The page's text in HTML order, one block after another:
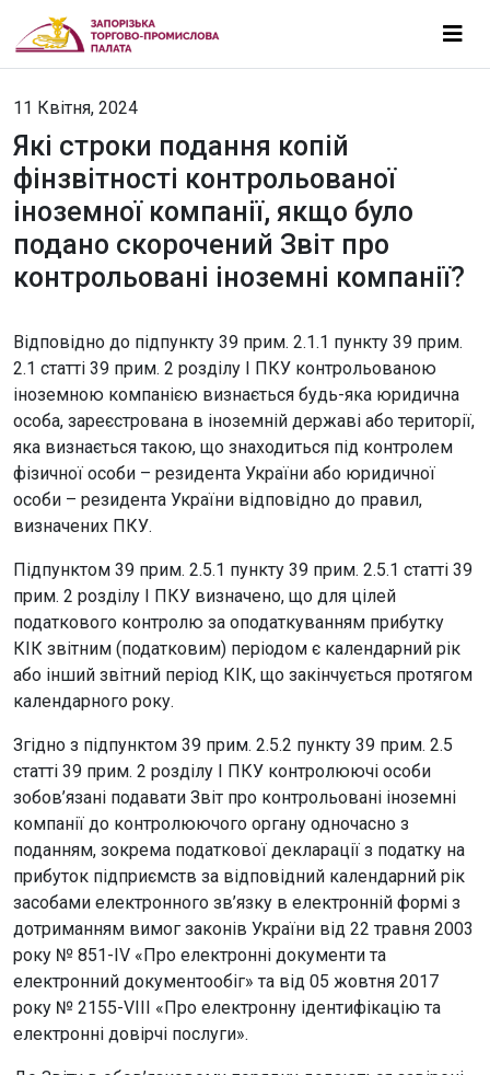
11 Квітня, 2024
Які строки подання копій
фінзвітності контрольованої
іноземної компанії, якщо було
подано скорочений Звіт про
контрольовані іноземні компанії?
Відповідно до підпункту 39 прим. 2.1.1 пункту 39 прим.
2.1 статті 39 прим. 2 розділу I ПКУ контрольованою
іноземною компанією визнається будь-яка юридична
особа, зареєстрована в іноземній державі або території,
яка визнається такою, що знаходиться під контролем
фізичної особи – резидента України або юридичної
особи – резидента України відповідно до правил,
визначених ПКУ.
Підпунктом 39 прим. 2.5.1 пункту 39 прим. 2.5.1 статті 39
прим. 2 розділу I ПКУ визначено, що для цілей
податкового контролю за оподаткуванням прибутку
КІК звітним (податковим) періодом є календарний рік
або інший звітний період КІК, що закінчується протягом
календарного року.
Згідно з підпунктом 39 прим. 2.5.2 пункту 39 прим. 2.5
статті 39 прим. 2 розділу I ПКУ контролюючі особи
зобов’язані подавати Звіт про контрольовані іноземні
компанії до контролюючого органу одночасно з
поданням, зокрема податкової декларації з податку на
прибуток підприємств за відповідний календарний рік
засобами електронного зв’язку в електронній формі з
дотриманням вимог законів України від 22 травня 2003
року № 851-IV «Про електронні документи та
електронний документообіг» та від 05 жовтня 2017
року № 2155-VIII «Про електронну ідентифікацію та
електронні довірчі послуги».